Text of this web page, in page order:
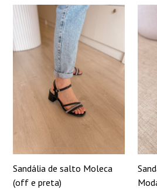
Sandália de salto Moleca
(off e preta)